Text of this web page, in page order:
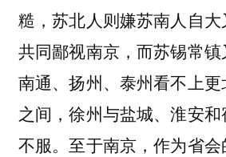
糙，苏北人则嫌苏南人自
共同鄙视南京，而苏锡常镇
南通、扬州、泰州看不上
之间，徐州与盐城、淮安
不服。至于南京，作为省